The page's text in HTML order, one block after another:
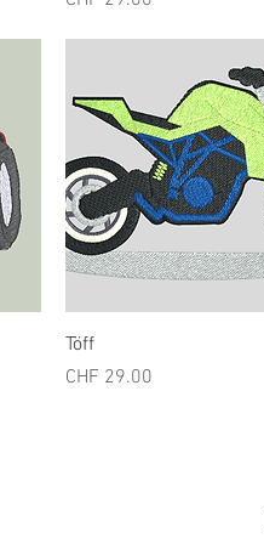
Töff
Preis
CHF 29.00